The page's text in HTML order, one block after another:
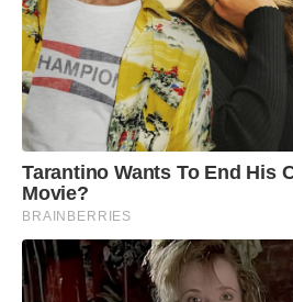
Tarantino Wants To End His
Movie?
BRAINBERRIES